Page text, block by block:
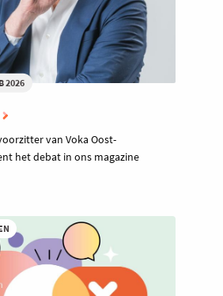
2026
van Voka Oost-
het debat in ons magazine